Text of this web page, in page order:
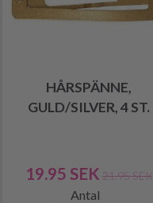
HÅRSPÄNNE,
GULD/SILVER, 4 ST.
19.95 SEK 21.95 SEK
Antal